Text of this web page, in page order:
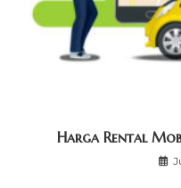
Harga Rental